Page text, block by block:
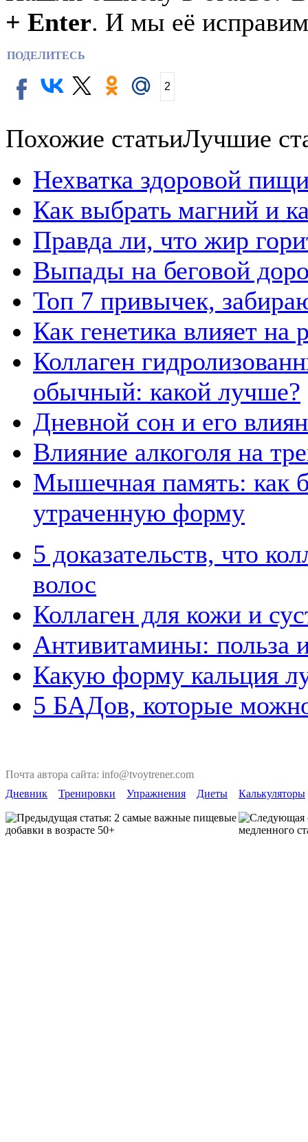
+ Enter. И мы её
ПОДЕЛИТЕСЬ
2
Похожие статьиЛучшие
Нехватка здоровой
Как выбрать магний и
Правда ли, что жир
Выпады на беговой
Топ 7 привычек,
Как генетика влияет
Коллаген
обычный: какой лучше?
Дневной сон и его
Влияние алкоголя на
Мышечная память: как
утраченную форму
5 доказательств, что
волос
Коллаген для кожи и
Антивитамины: польза
Какую форму кальция
5 БАДов, которые
Почта автора сайта: info@tvoytrener.com
Дневник
Тренировки Упражнения Диеты Калькуляторы